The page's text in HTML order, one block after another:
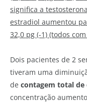
significa a
estradiol aumentou
32,0 pg (-1) (todos com
Dois pacientes de 2
tiveram uma
de contagem total de
concentração